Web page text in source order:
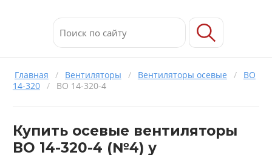
Главная / Вентиляторы / Вентиляторы осевые /
ВО
14-320 / ВО 14-320-4
Купить осевые вентиляторы
ВО 14-320-4 (№4) у